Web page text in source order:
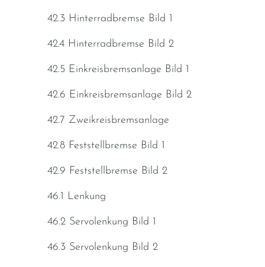
42.3 Hinterradbremse Bild 1
42.4 Hinterradbremse Bild 2
42.5 Einkreisbremsanlage Bild 1
42.6 Einkreisbremsanlage Bild 2
42.7 Zweikreisbremsanlage
42.8 Feststellbremse Bild 1
42.9 Feststellbremse Bild 2
46.1 Lenkung
46.2 Servolenkung Bild 1
46.3 Servolenkung Bild 2